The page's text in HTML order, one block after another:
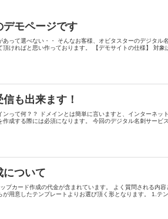
デモページです
あって選べない・・ そんなお客様、オビタスターのデジタル
ければと思い作っております。 【デモサイトの仕様】 対象
も出来ます！
って何？？ ドメインとは簡単に言いますと、インターネッ
成する際には必須になります。 今回のデジタル名刺サービ
について
プカード作成の代金が含まれています。 よく質問される内容
用意したテンプレートよりお選び頂く形となります。 1.テン